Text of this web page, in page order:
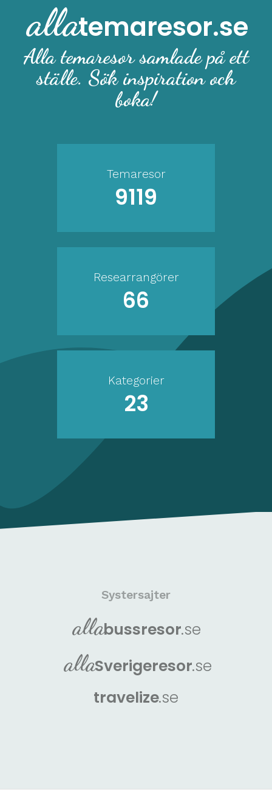
allatemaresor.se
Alla temaresor samlade på ett
ställe. Sök inspiration och
boka!
Temaresor
9119
Researrangörer
66
Kategorier
23
Systersajter
allabussresor.se
allaSverigeresor.se
travelize.se